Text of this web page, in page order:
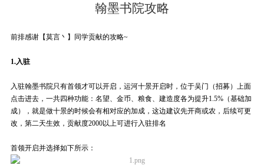
翰墨书院攻略
前排感谢【莫言丶 】同学贡献的攻略~
1.入驻
入驻翰墨书院只有首领才可以开启，运河十景开启时，位于吴门（招募）上面
点击进去，一共四种功能：名望、金币、粮食、建造度各为提升1.5%（基础加
成），就是做十景的时候会有相对应的加成， 这边建议先开商或农，后续可更
改，第二天生效， 贡献度2000以上可进行入驻排名
首领开启并选择如下所示：